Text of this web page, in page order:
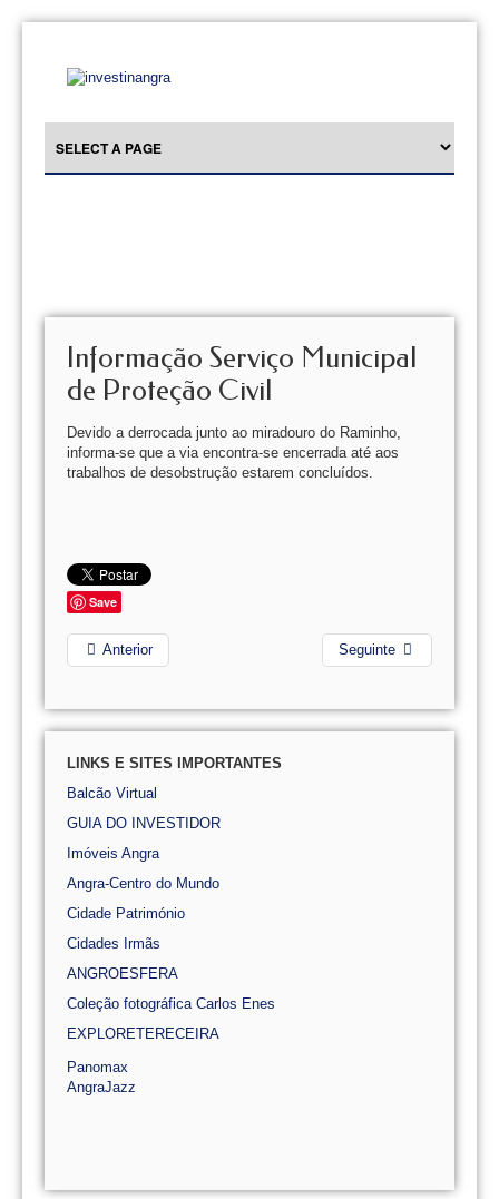
Informação Serviço Municipal
de Proteção Civil
Devido a derrocada junto ao miradouro do Raminho,
informa-se que a via encontra-se encerrada até aos
trabalhos de desobstrução estarem concluídos.
Save
Anterior Seguinte
LINKS E SITES IMPORTANTES
Balcão Virtual
GUIA DO INVESTIDOR
Imóveis Angra
Angra-Centro do Mundo
Cidade Património
Cidades Irmãs
ANGROESFERA
Coleção fotográfica Carlos Enes
EXPLORETERECEIRA
Panomax
AngraJazz